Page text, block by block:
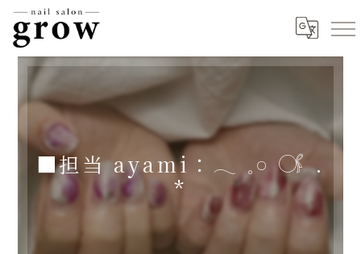
■担当 ayami：‪𓂃 𓈒𓏸 𓋜 .
*